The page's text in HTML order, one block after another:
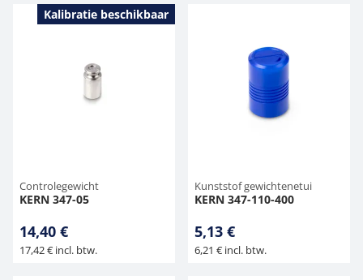
Kalibratie beschikbaar
Controlegewicht
KERN 347-05
14,40 €
17,42 € incl. btw.
Kunststof gewichtenetui
KERN 347-110-400
5,13 €
6,21 € incl. btw.